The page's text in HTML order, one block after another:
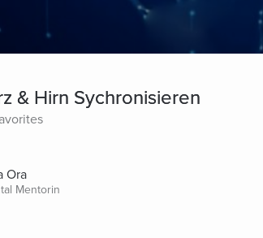
& Hirn Sychronisieren
Ora
Mentorin